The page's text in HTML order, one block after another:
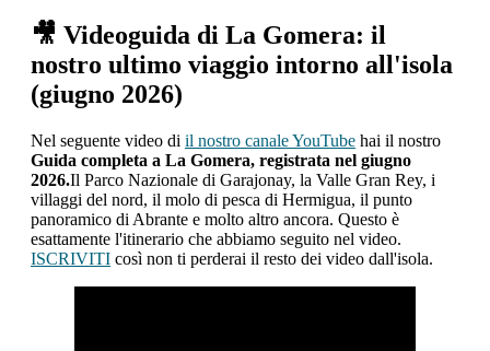
🎥 Videoguida di La Gomera: il
nostro ultimo viaggio intorno all'isola
(giugno 2026)
Nel seguente video di il nostro canale YouTube hai il nostro
Guida completa a La Gomera, registrata nel giugno
2026.Il Parco Nazionale di Garajonay, la Valle Gran Rey, i
villaggi del nord, il molo di pesca di Hermigua, il punto
panoramico di Abrante e molto altro ancora. Questo è
esattamente l'itinerario che abbiamo seguito nel video.
ISCRIVITI così non ti perderai il resto dei video dall'isola.